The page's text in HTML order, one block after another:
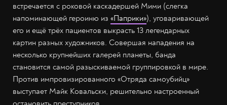
встречается с роковой каскадершей Мими (слегка
напоминающей героиню из «Паприки»), уговаривающей
его и ещё трёх пациентов выкрасть 13 легендарных
картин разных художников. Совершая нападения на
несколько крупнейших галерей планеты, банда
становится самой разыскиваемой группировкой в мире.
Против импровизированного «Отряда самоубийц»
выступает Майк Ковальски, решительно настроенный